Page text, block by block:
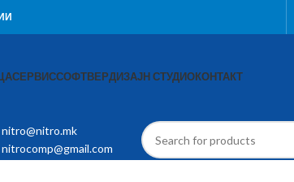
СЕРВИССОФТВЕРДИЗАЈН СТУДИОКОНТАКТ
nitro@nitro.mk
nitrocomp@gmail.com